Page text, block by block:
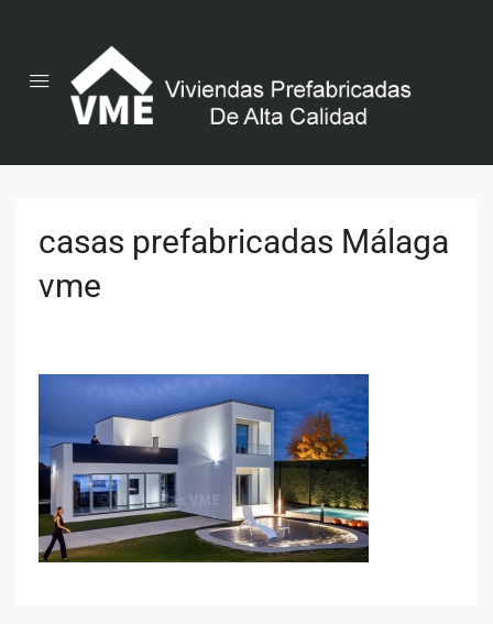
casas prefabricadas Málaga
vme